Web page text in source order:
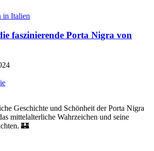
in Italien
faszinierende Porta Nigra von
Geschichte und Schönheit der Porta Nigra
mittelalterliche Wahrzeichen und seine
🏰